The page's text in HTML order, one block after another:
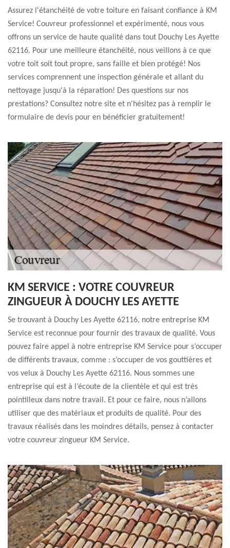
Assurez l'étanchéité de votre toiture en faisant confiance à KM
Service! Couvreur professionnel et expérimenté, nous vous
offrons un service de haute qualité dans tout Douchy Les Ayette
62116. Pour une meilleure étanchéité, nous veillons à ce que
votre toit soit tout propre, sans faille et bien protégé! Nos
services comprennent une inspection générale et allant du
nettoyage jusqu'à la réparation! Des questions sur nos
prestations? Consultez notre site et n'hésitez pas à remplir le
formulaire de devis pour en bénéficier gratuitement!
KM SERVICE : VOTRE COUVREUR
ZINGUEUR À DOUCHY LES AYETTE
Se trouvant à Douchy Les Ayette 62116, notre entreprise KM
Service est reconnue pour fournir des travaux de qualité. Vous
pouvez faire appel à notre entreprise KM Service pour s’occuper
de différents travaux, comme : s’occuper de vos gouttières et
vos velux à Douchy Les Ayette 62116. Nous sommes une
entreprise qui est à l’écoute de la clientèle et qui est très
pointilleux dans notre travail. Et pour ce faire, nous n’allons
utiliser que des matériaux et produits de qualité. Pour des
travaux réalisés dans les moindres détails, pensez à contacter
votre couvreur zingueur KM Service.